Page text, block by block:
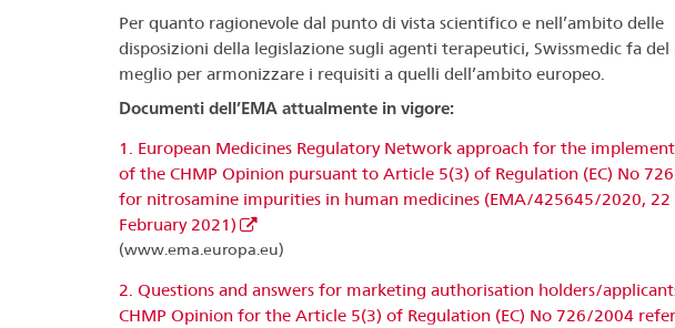
Per quanto ragionevole dal punto di vista scientifico e nell’ambito delle
disposizioni della legislazione sugli agenti terapeutici, Swissmedic fa
meglio per armonizzare i requisiti a quelli dell’ambito europeo.
Documenti dell’EMA attualmente in vigore:
1. European Medicines Regulatory Network approach for the
of the CHMP Opinion pursuant to Article 5(3) of Regulation (EC) No
for nitrosamine impurities in human medicines (EMA/425645/2020, 22
February 2021)
(www.ema.europa.eu)
2. Questions and answers for marketing authorisation holders/
CHMP Opinion for the Article 5(3) of Regulation (EC) No 726/2004